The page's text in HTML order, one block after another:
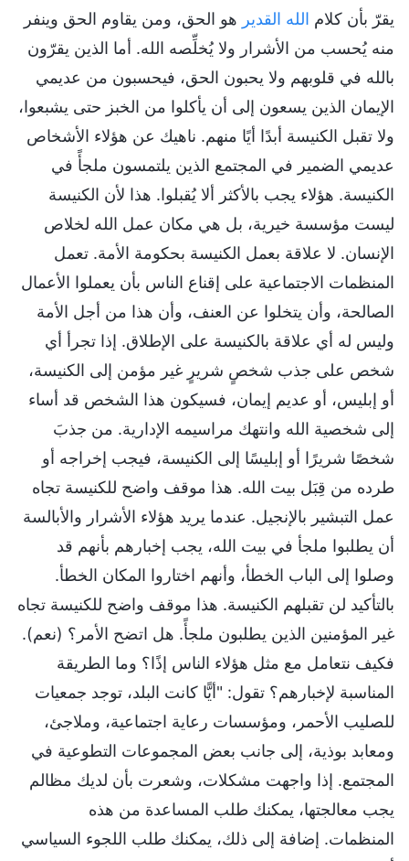
يقرّ بأن كلام الله القدير هو الحق، ومن يقاوم الحق وينفر
منه يُحسب من الأشرار ولا يُخلِّصه الله. أما الذين يقرّون
بالله في قلوبهم ولا يحبون الحق، فيحسبون من عديمي
الإيمان الذين يسعون إلى أن يأكلوا من الخبز حتى يشبعوا،
ولا تقبل الكنيسة أبدًا أيًا منهم. ناهيك عن هؤلاء الأشخاص
عديمي الضمير في المجتمع الذين يلتمسون ملجأً في
الكنيسة. هؤلاء يجب بالأكثر ألا يُقبلوا. هذا لأن الكنيسة
ليست مؤسسة خيرية، بل هي مكان عمل الله لخلاص
الإنسان. لا علاقة بعمل الكنيسة بحكومة الأمة. تعمل
المنظمات الاجتماعية على إقناع الناس بأن يعملوا الأعمال
الصالحة، وأن يتخلوا عن العنف، وأن هذا من أجل الأمة
وليس له أي علاقة بالكنيسة على الإطلاق. إذا تجرأ أي
شخص على جذب شخصٍ شريرٍ غير مؤمن إلى الكنيسة،
أو إبليس، أو عديم إيمان، فسيكون هذا الشخص قد أساء
إلى شخصية الله وانتهك مراسيمه الإدارية. من جذبَ
شخصًا شريرًا أو إبليسًا إلى الكنيسة، فيجب إخراجه أو
طرده من قِبَل بيت الله. هذا موقف واضح للكنيسة تجاه
عمل التبشير بالإنجيل. عندما يريد هؤلاء الأشرار والأبالسة
أن يطلبوا ملجأ في بيت الله، يجب إخبارهم بأنهم قد
وصلوا إلى الباب الخطأ، وأنهم اختاروا المكان الخطأ.
بالتأكيد لن تقبلهم الكنيسة. هذا موقف واضح للكنيسة تجاه
غير المؤمنين الذين يطلبون ملجأً. هل اتضح الأمر؟ (نعم).
فكيف نتعامل مع مثل هؤلاء الناس إذًا؟ وما الطريقة
المناسبة لإخبارهم؟ تقول: "أيًّا كانت البلد، توجد جمعيات
للصليب الأحمر، ومؤسسات رعاية اجتماعية، وملاجئ،
ومعابد بوذية، إلى جانب بعض المجموعات التطوعية في
المجتمع. إذا واجهت مشكلات، وشعرت بأن لديك مظالم
يجب معالجتها، يمكنك طلب المساعدة من هذه
المنظمات. إضافة إلى ذلك، يمكنك طلب اللجوء السياسي